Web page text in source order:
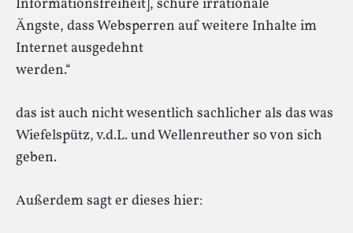
Informationsfreiheit], schüre irrationale
Ängste, dass Websperren auf weitere Inhalte im
Internet ausgedehnt
werden.“
das ist auch nicht wesentlich sachlicher als das was
Wiefelspütz, v.d.L. und Wellenreuther so von sich
geben.
Außerdem sagt er dieses hier: